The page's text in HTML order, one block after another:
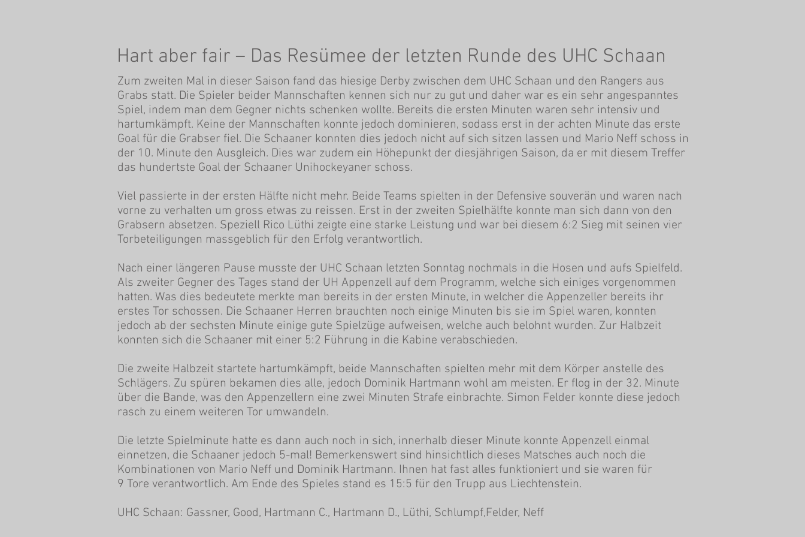
Hart aber fair – Das Resümee der letzten Runde des UHC Schaan
Zum zweiten Mal in dieser Saison fand das hiesige Derby zwischen dem UHC Schaan und den Rangers aus
Grabs statt. Die Spieler beider Mannschaften kennen sich nur zu gut und daher war es ein sehr angespanntes
Spiel, indem man dem Gegner nichts schenken wollte. Bereits die ersten Minuten waren sehr intensiv und
hartumkämpft. Keine der Mannschaften konnte jedoch dominieren, sodass erst in der achten Minute das erste
Goal für die Grabser fiel. Die Schaaner konnten dies jedoch nicht auf sich sitzen lassen und Mario Neff schoss in
der 10. Minute den Ausgleich. Dies war zudem ein Höhepunkt der diesjährigen Saison, da er mit diesem Treffer
das hundertste Goal der Schaaner Unihockeyaner schoss.
Viel passierte in der ersten Hälfte nicht mehr. Beide Teams spielten in der Defensive souverän und waren nach
vorne zu verhalten um gross etwas zu reissen. Erst in der zweiten Spielhälfte konnte man sich dann von den
Grabsern absetzen. Speziell Rico Lüthi zeigte eine starke Leistung und war bei diesem 6:2 Sieg mit seinen vier
Torbeteiligungen massgeblich für den Erfolg verantwortlich.
Nach einer längeren Pause musste der UHC Schaan letzten Sonntag nochmals in die Hosen und aufs Spielfeld.
Als zweiter Gegner des Tages stand der UH Appenzell auf dem Programm, welche sich einiges vorgenommen
hatten. Was dies bedeutete merkte man bereits in der ersten Minute, in welcher die Appenzeller bereits ihr
erstes Tor schossen. Die Schaaner Herren brauchten noch einige Minuten bis sie im Spiel waren, konnten
jedoch ab der sechsten Minute einige gute Spielzüge aufweisen, welche auch belohnt wurden. Zur Halbzeit
konnten sich die Schaaner mit einer 5:2 Führung in die Kabine verabschieden.
Die zweite Halbzeit startete hartumkämpft, beide Mannschaften spielten mehr mit dem Körper anstelle des
Schlägers. Zu spüren bekamen dies alle, jedoch Dominik Hartmann wohl am meisten. Er flog in der 32. Minute
über die Bande, was den Appenzellern eine zwei Minuten Strafe einbrachte. Simon Felder konnte diese jedoch
rasch zu einem weiteren Tor umwandeln.
Die letzte Spielminute hatte es dann auch noch in sich, innerhalb dieser Minute konnte Appenzell einmal
einnetzen, die Schaaner jedoch 5-mal! Bemerkenswert sind hinsichtlich dieses Matsches auch noch die
Kombinationen von Mario Neff und Dominik Hartmann. Ihnen hat fast alles funktioniert und sie waren für
9 Tore verantwortlich. Am Ende des Spieles stand es 15:5 für den Trupp aus Liechtenstein.
UHC Schaan: Gassner, Good, Hartmann C., Hartmann D., Lüthi, Schlumpf,Felder, Neff